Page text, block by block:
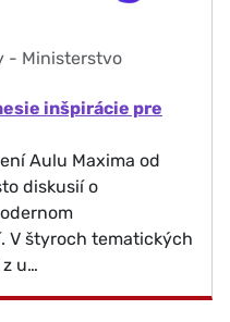
- Ministerstvo
inšpirácie pre
Aulu Maxima od
diskusií o
V štyroch tematických
u…